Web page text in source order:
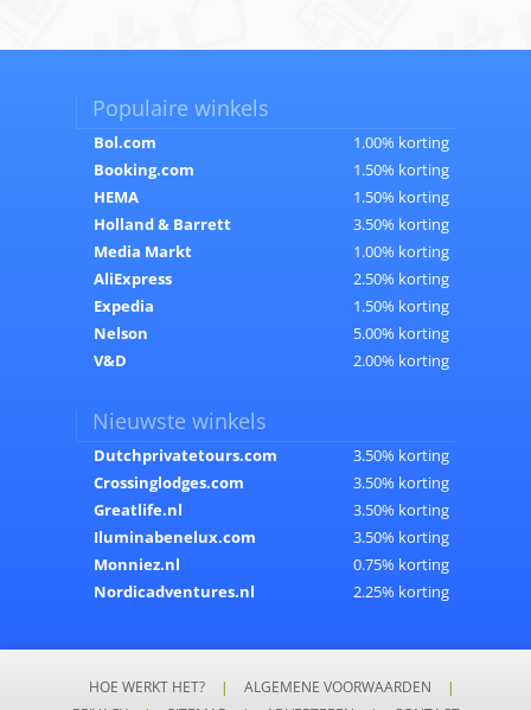
Populaire winkels
Bol.com
1.00% korting
Booking.com
1.50% korting
HEMA
1.50% korting
Holland & Barrett
3.50% korting
Media Markt
1.00% korting
AliExpress
2.50% korting
Expedia
1.50% korting
Nelson
5.00% korting
V&D
2.00% korting
Nieuwste winkels
Dutchprivatetours.com
3.50% korting
Crossinglodges.com
3.50% korting
Greatlife.nl
3.50% korting
Iluminabenelux.com
3.50% korting
Monniez.nl
0.75% korting
Nordicadventures.nl
2.25% korting
HOE WERKT HET? | ALGEMENE VOORWAARDEN
|